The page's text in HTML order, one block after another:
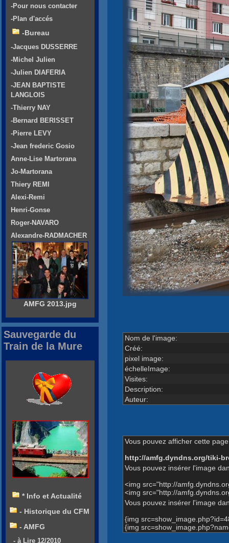
Nom de l'image:
Créé:
pixel image:
échelleImage:
Visites:
Description:
Auteur:
Vous pouvez afficher cette
http://amfg.dyndns.org/tiki-
Vous pouvez insérer l'image
<img src="http://
<img src="http://
Vous pouvez insérer l'image
{img
{img
-Pour nous contacter
-Plan d'accés
-Bureau
-Jacques DUSSERRE
-Michel Julien
-Julien DIAFERIA
-JEAN BAPTISTE
LANGLOIS
-Thierry NAY
-Bernard BERISSET
-Pierre LEVY
-Jean frederic Gosio
Anne-Lise Martorana
Jo-Martorana
Thiery REMI
Alexi-Remi
Henri-Gonse
Roger-NAVARO
Alexandre-RADMACHER
AMFG 2013.jpg
Sauvegarde du
Train de la Mure
* Info et Actualité
- Historique du CFM
- AMFG
- à Lire 12/2010